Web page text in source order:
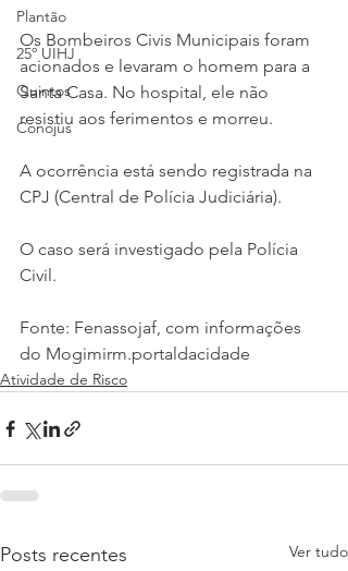
Plantão
25º UIHJ
Quintos
Conojus
Os Bombeiros Civis Municipais foram
acionados e levaram o homem para a
Santa Casa. No hospital, ele não
resistiu aos ferimentos e morreu.
A ocorrência está sendo registrada na
CPJ (Central de Polícia Judiciária).
O caso será investigado pela Polícia
Civil.
Fonte: Fenassojaf, com informações
do Mogimirm.portaldacidade
Atividade de Risco
Posts recentes Ver tudo